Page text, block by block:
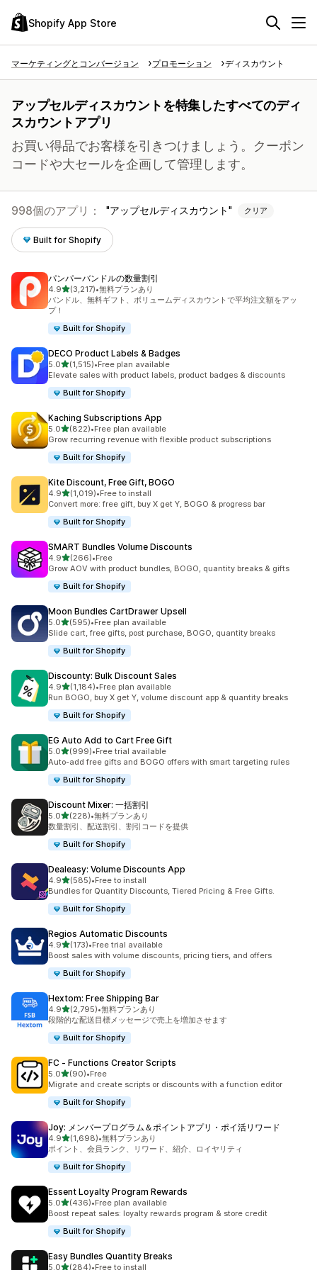
Shopify App Store
マーケティングとコンバージョン プロモーション ディスカウント
アップセルディスカウントを特集したすべてのディ
スカウントアプリ
お買い得品でお客様を引きつけましょう。クーポン
コードや大セールを企画して管理します。
998個のアプリ： アップセルディスカウント クリア
Built for Shopify
パンパーバンドルの数量割引
4.95つ星中
(3,217)
合計レビュー数：3217件
•無料プランあり
バンドル、無料ギフト、ボリュームディスカウントで平均注文額をアッ
プ！
Built for Shopify
DECO Product Labels & Badges
5.05つ星中
(1,515)
合計レビュー数：1515件
•Free plan available
Elevate sales with product labels, product badges & discounts
Built for Shopify
Kaching Subscriptions App
5.05つ星中
(822)
合計レビュー数：822件
•Free plan available
Grow recurring revenue with flexible product subscriptions
Built for Shopify
Kite Discount, Free Gift, BOGO
4.95つ星中
(1,019)
合計レビュー数：1019件
•Free to install
Convert more: free gift, buy X get Y, BOGO & progress bar
Built for Shopify
SMART Bundles Volume Discounts
4.95つ星中
(266)
合計レビュー数：266件
•Free
Grow AOV with product bundles, BOGO, quantity breaks & gifts
Built for Shopify
Moon Bundles CartDrawer Upsell
5.05つ星中
(595)
合計レビュー数：595件
•Free plan available
Slide cart, free gifts, post purchase, BOGO, quantity breaks
Built for Shopify
Discounty: Bulk Discount Sales
4.95つ星中
(1,184)
合計レビュー数：1184件
•Free plan available
Run BOGO, buy X get Y, volume discount app & quantity breaks
Built for Shopify
EG Auto Add to Cart Free Gift
5.05つ星中
(999)
合計レビュー数：999件
•Free trial available
Auto-add free gifts and BOGO offers with smart targeting rules
Built for Shopify
Discount Mixer: 一括割引
5.05つ星中
(228)
合計レビュー数：228件
•無料プランあり
数量割引、配送割引、割引コードを提供
Built for Shopify
Dealeasy: Volume Discounts App
4.95つ星中
(585)
合計レビュー数：585件
•Free to install
Bundles for Quantity Discounts, Tiered Pricing & Free Gifts.
Built for Shopify
Regios Automatic Discounts
4.95つ星中
(173)
合計レビュー数：173件
•Free trial available
Boost sales with volume discounts, pricing tiers, and offers
Built for Shopify
Hextom: Free Shipping Bar
4.95つ星中
(2,795)
合計レビュー数：2795件
•無料プランあり
段階的な配送目標メッセージで売上を増加させます
Built for Shopify
FC ‑ Functions Creator Scripts
5.05つ星中
(90)
合計レビュー数：90件
•Free
Migrate and create scripts or discounts with a function editor
Built for Shopify
Joy: メンバープログラム＆ポイントアプリ・ポイ活リワード
4.95つ星中
(1,698)
合計レビュー数：1698件
•無料プランあり
ポイント、会員ランク、リワード、紹介、ロイヤリティ
Built for Shopify
Essent Loyalty Program Rewards
5.05つ星中
(436)
合計レビュー数：436件
•Free plan available
Boost repeat sales: loyalty rewards program & store credit
Built for Shopify
Easy Bundles Quantity Breaks
5.05つ星中
(284)•Free to install